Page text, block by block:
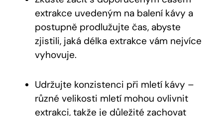
extrakce uvedeným na balení kávy a
postupně prodlužujte čas, abyste
zjistili, jaká délka extrakce vám nejvíce
vyhovuje.
Udržujte konzistenci při mletí kávy –
různé velikosti mletí mohou ovlivnit
extrakci, takže je důležité zachovat